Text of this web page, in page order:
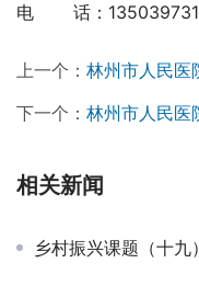
电　    话：
上一个： 林州市人民医院新建医
下一个： 林州市人民医院住院楼
相关新闻
乡村振兴课题（十